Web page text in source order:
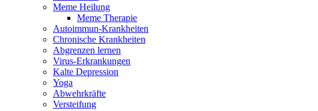
Meme Heilung
Meme Therapie
Autoimmun-Krankheiten
Chronische Krankheiten
Abgrenzen lernen
Virus-Erkrankungen
Kalte Depression
Yoga
Abwehrkräfte
Versteifung